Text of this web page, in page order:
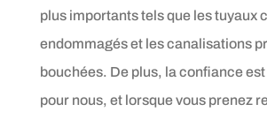
plus importants tels que les tuyaux
endommagés et les canalisations
bouchées. De plus, la confiance
pour nous, et lorsque vous prenez